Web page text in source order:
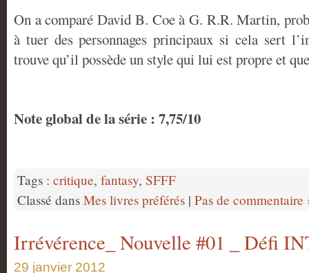
On a comparé David B. Coe à G. R.R. Martin,
à tuer des personnages principaux si cela sert
trouve qu’il possède un style qui lui est propre et
Note global de la série : 7,75/10
Tags : critique, fantasy, SFFF
Classé dans Mes livres préférés | Pas de commentaire
Irrévérence_ Nouvelle #01 _ Défi
29 janvier 2012